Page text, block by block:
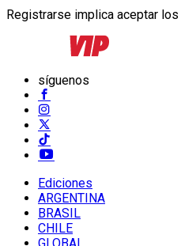
Registrarse implica aceptar los
síguenos
Ediciones
ARGENTINA
BRASIL
CHILE